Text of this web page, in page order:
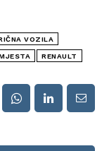
VOZILA
RENAULT